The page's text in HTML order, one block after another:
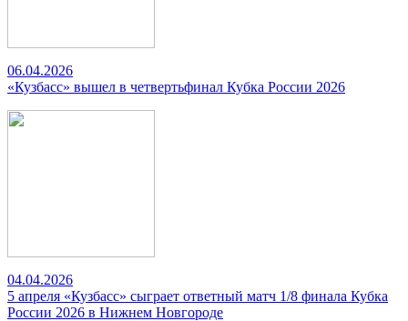
06.04.2026
«Кузбасс» вышел в четвертьфинал Кубка России 2026
04.04.2026
5 апреля «Кузбасс» сыграет ответный матч 1/8 финала Кубка
России 2026 в Нижнем Новгороде